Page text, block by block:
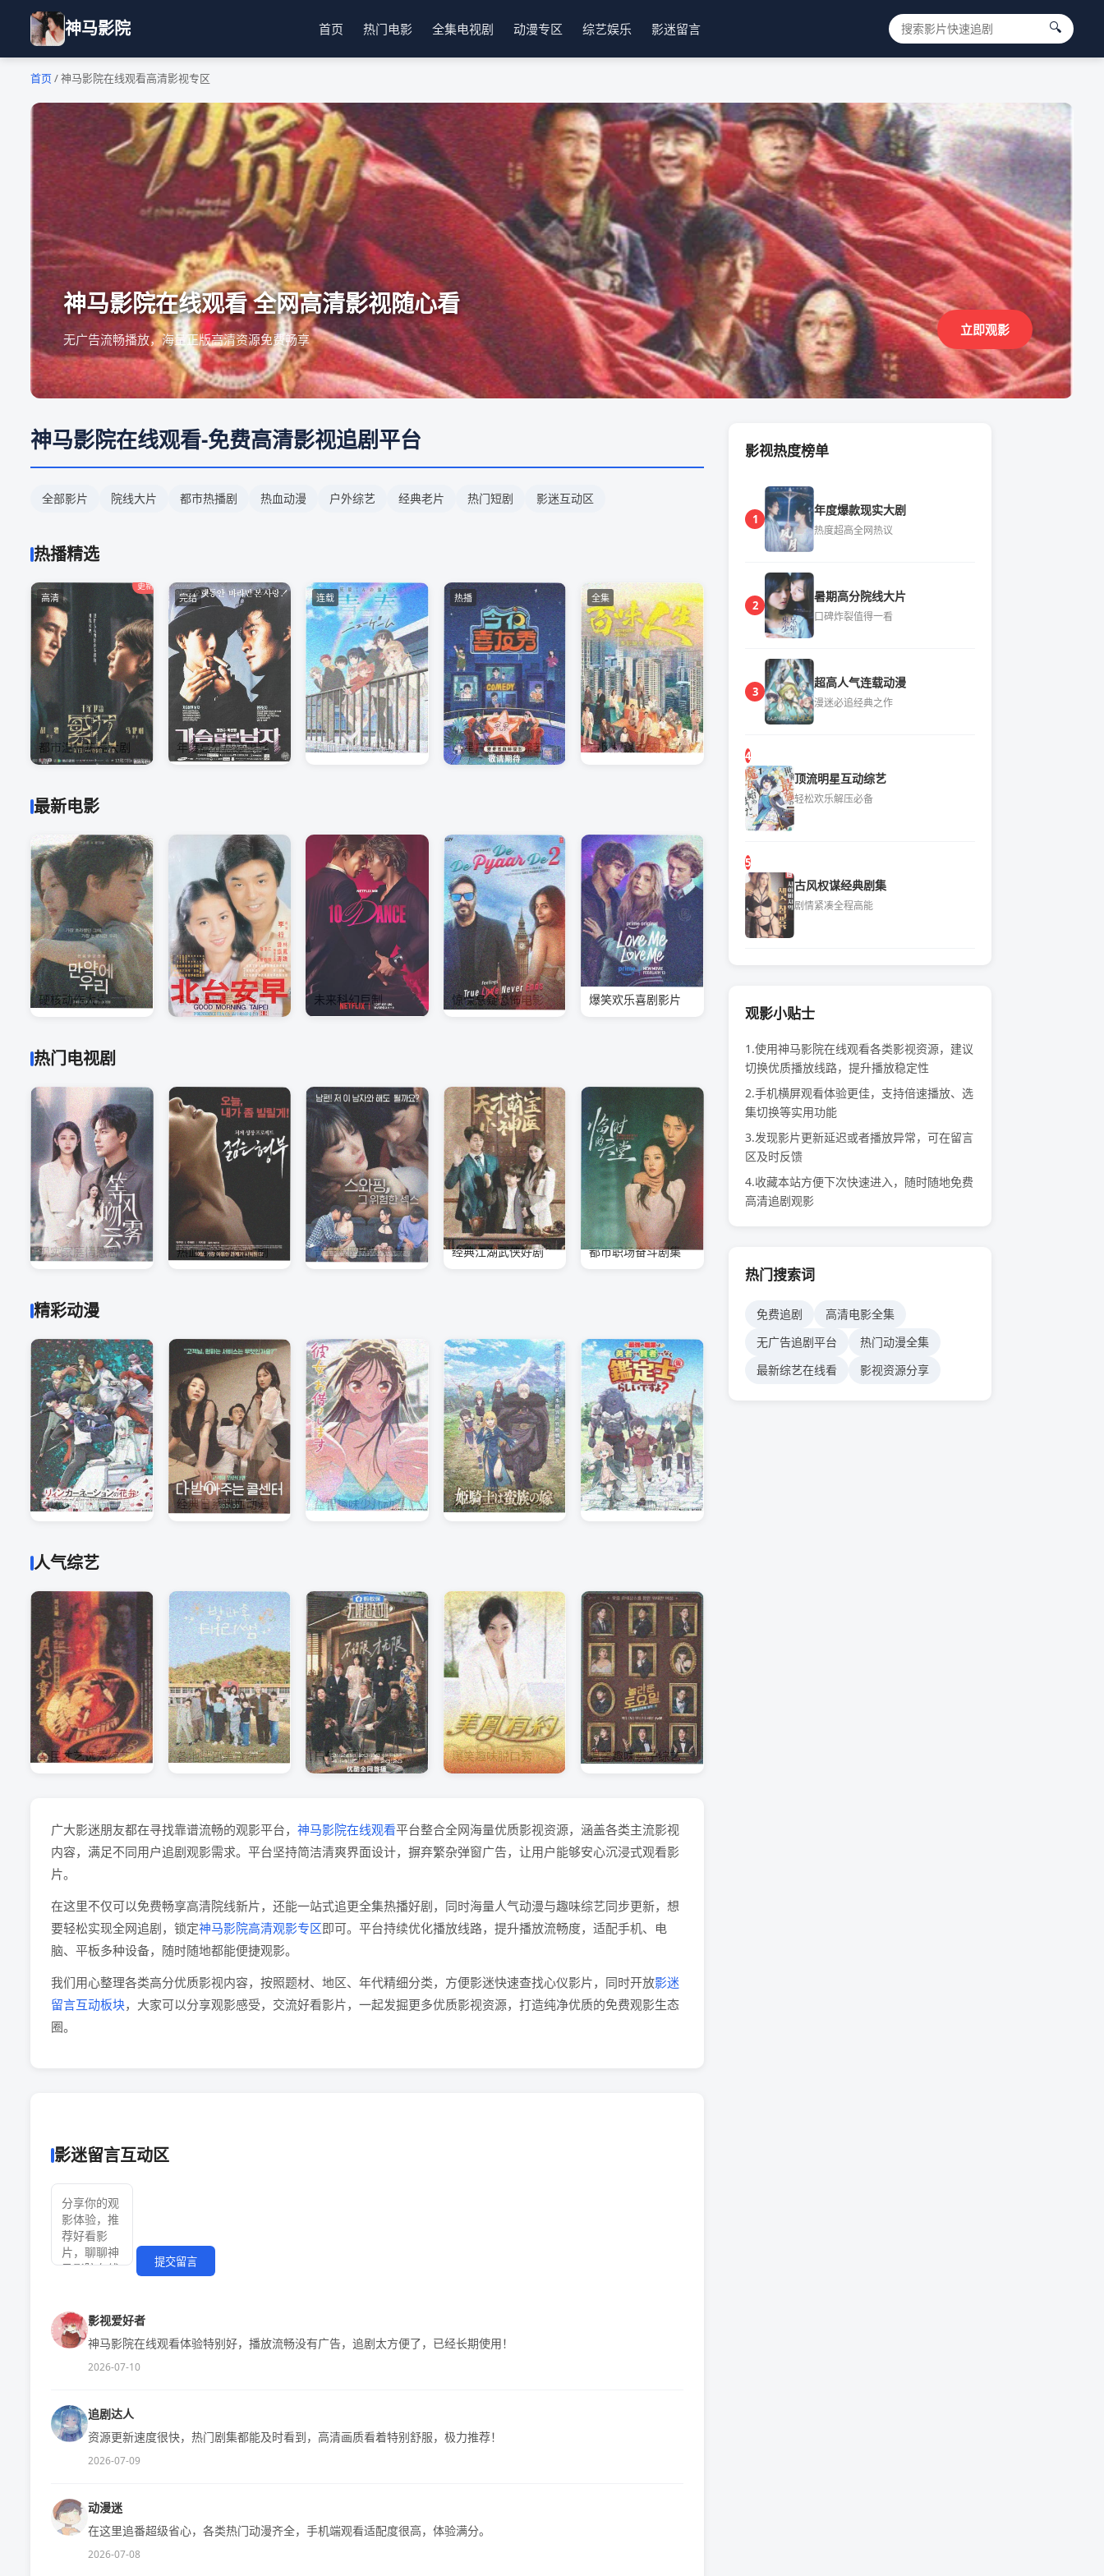
神马影院 首页 热门电影 全集电视剧 动漫专区 综艺娱乐 影迷留言 🔍
首页/神马影院在线观看高清影视专区
神马影院在线观看 全网高清影视随心看
无广告流畅播放，海量正版高清资源免费畅享
立即观影
神马影院在线观看-免费高清影视追剧平台
全部影片 院线大片 都市热播剧 热血动漫 户外综艺 经典老片 热门短剧 影迷互动区
热播精选
高清
更新
都市温情热播大剧
完结
年度高分悬疑电影
连载
热血冒险经典动漫
热播
明星户外趣味综艺
全集
古风权谋古装好剧
最新电影
硬核动作大片 浪漫治愈爱情影片 未来科幻巨制 惊悚悬疑恐怖电影 爆笑欢乐喜剧影片
热门电视剧
现实家庭情感剧 热血军旅励志大剧 青春校园甜蜜剧集 经典江湖武侠好剧 都市职场奋斗剧集
精彩动漫
国风原创优质国漫 经典日系热血动漫 益智趣味少儿动漫 甜蜜治愈恋爱番剧 玄幻逆袭热血动漫
人气综艺
全民才艺选秀综艺 各地特色美食综艺 户外休闲旅行综艺 爆笑趣味脱口秀 温馨趣味亲子综艺
广大影迷朋友都在寻找靠谱流畅的观影平台， 神马影院在线观看平台整合全网海量优质影视资源，涵盖各类主流影视
内容，满足不同用户追剧观影需求。平台坚持简洁清爽界面设计，摒弃繁杂弹窗广告，让用户能够安心沉浸式观看影
片。
在这里不仅可以免费畅享高清院线新片，还能一站式追更全集热播好剧，同时海量人气动漫与趣味综艺同步更新，想
要轻松实现全网追剧，锁定神马影院高清观影专区即可。平台持续优化播放线路，提升播放流畅度，适配手机、电
脑、平板多种设备，随时随地都能便捷观影。
我们用心整理各类高分优质影视内容，按照题材、地区、年代精细分类，方便影迷快速查找心仪影片，同时开放影迷
留言互动板块，大家可以分享观影感受，交流好看影片，一起发掘更多优质影视资源，打造纯净优质的免费观影生态
圈。
影迷留言互动区
提交留言
影视爱好者
神马影院在线观看体验特别好，播放流畅没有广告，追剧太方便了，已经长期使用！
2026-07-10
追剧达人
资源更新速度很快，热门剧集都能及时看到，高清画质看着特别舒服，极力推荐！
2026-07-09
动漫迷
在这里追番超级省心，各类热门动漫齐全，手机端观看适配度很高，体验满分。
2026-07-08
影视热度榜单
1
年度爆款现实大剧
热度超高全网热议
2
暑期高分院线大片
口碑炸裂值得一看
3
超高人气连载动漫
漫迷必追经典之作
4
顶流明星互动综艺
轻松欢乐解压必备
5
古风权谋经典剧集
剧情紧凑全程高能
观影小贴士
1.使用神马影院在线观看各类影视资源，建议
切换优质播放线路，提升播放稳定性
2.手机横屏观看体验更佳，支持倍速播放、选
集切换等实用功能
3.发现影片更新延迟或者播放异常，可在留言
区及时反馈
4.收藏本站方便下次快速进入，随时随地免费
高清追剧观影
热门搜索词
免费追剧
高清电影全集
无广告追剧平台
热门动漫全集
最新综艺在线看
影视资源分享